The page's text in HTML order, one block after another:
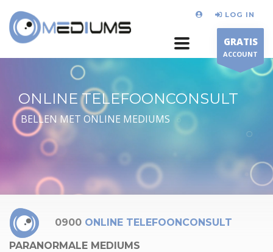
LOG IN
GRATIS
ACCOUNT
ONLINE TELEFOONCONSULT
BELLEN MET ONLINE MEDIUMS
0900 ONLINE TELEFOONCONSULT
PARANORMALE MEDIUMS